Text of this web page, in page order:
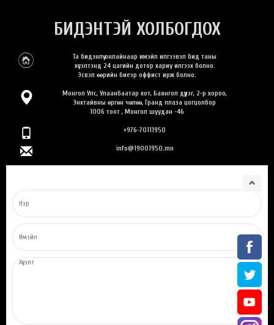
БИДЭНТЭЙ ХОЛБОГДОХ
Та бидэнлүү онлайнаар имэйл илгээвэл бид таны
хүсэлтэнд 24 цагийн дотор хариу илгээх болно.
Эсвэл өөрийн биеэр оффист ирж болно.
Монгол Улс, Улаанбаатар хот, Баянгол дүүрэг, 2-р хороо,
Энхтайвны өргөн чөлөө, Гранд плаза цогцолбор
1006 тоот , Монгол шуудан -46
+976-70111950
info@19001950.mn